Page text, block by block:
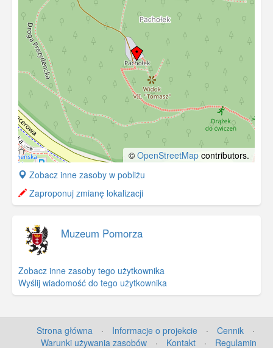
© OpenStreetMap contributors.
+
−
Zobacz inne zasoby w pobliżu
Zaproponuj zmianę lokalizacji
Muzeum Pomorza
Zobacz inne zasoby tego użytkownika
Wyślij wiadomość do tego użytkownika
Strona główna · Informacje o projekcie · Cennik
·
Warunki używania zasobów
· Kontakt ·
Regulamin